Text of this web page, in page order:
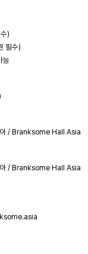
)
필수)
능
아 / Branksome Hall Asia
아 / Branksome Hall Asia